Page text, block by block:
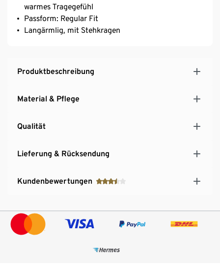
warmes Tragegefühl
Passform: Regular Fit
Langärmlig, mit Stehkragen
Produktbeschreibung
Material & Pflege
Qualität
Lieferung & Rücksendung
Kundenbewertungen